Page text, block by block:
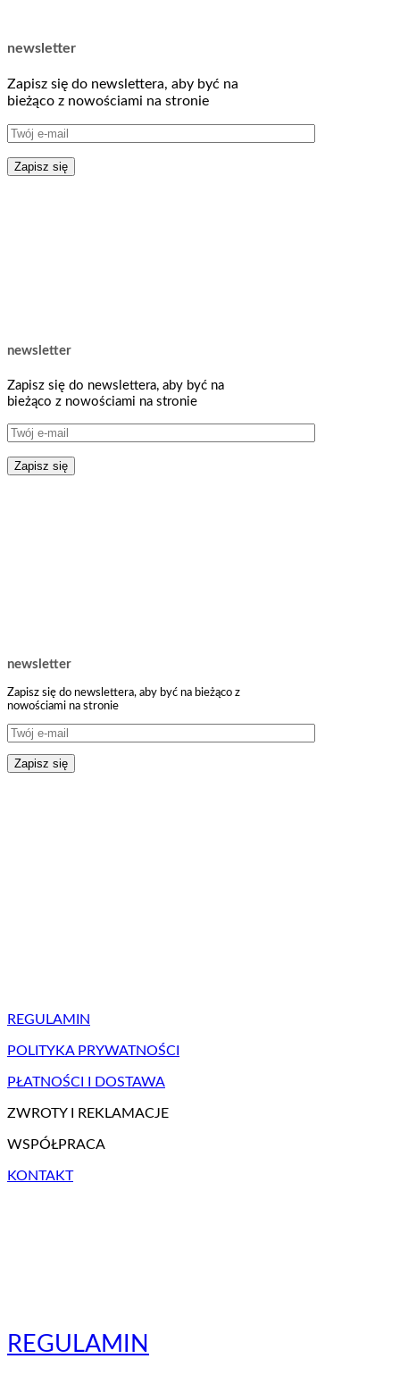
newsletter
Zapisz się do newslettera, aby być na
bieżąco z nowościami na stronie
newsletter
Zapisz się do newslettera, aby być na
bieżąco z nowościami na stronie
newsletter
Zapisz się do newslettera, aby być na bieżąco z
nowościami na stronie
REGULAMIN
POLITYKA PRYWATNOŚCI
PŁATNOŚCI I DOSTAWA
ZWROTY I REKLAMACJE
WSPÓŁPRACA
KONTAKT
REGULAMIN